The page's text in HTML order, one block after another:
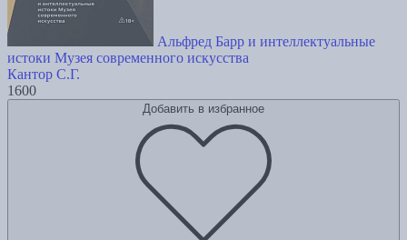
Альфред Барр и интеллектуальные
истоки Музея современного искусства
Кантор С.Г.
1600
Добавить в избранное